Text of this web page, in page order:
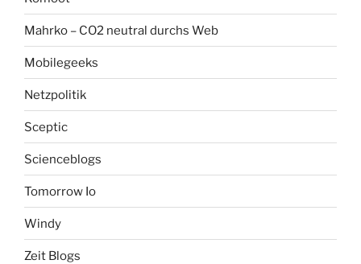
Mahrko – CO2 neutral durchs Web
Mobilegeeks
Netzpolitik
Sceptic
Scienceblogs
Tomorrow Io
Windy
Zeit Blogs